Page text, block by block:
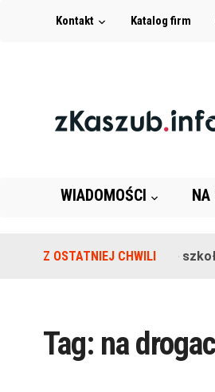
Kontakt Katalog firm
WIADOMOŚCI NA
Z OSTATNIEJ CHWILI
Na terenie
Tag: na